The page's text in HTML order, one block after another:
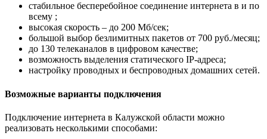
стабильное бесперебойное соединение интернета в и по
всему ;
высокая скорость – до 200 Мб/сек;
большой выбор безлимитных пакетов от 700 руб./месяц;
до 130 телеканалов в цифровом качестве;
возможность выделения статического IP-адреса;
настройку проводных и беспроводных домашних сетей.
Возможные варианты подключения
Подключение интернета в Калужской области можно
реализовать несколькими способами: